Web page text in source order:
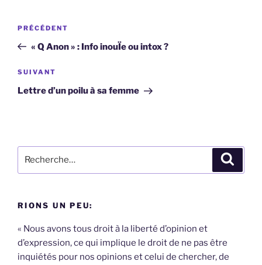
Navigation
l’article
Article
précédent
PRÉCÉDENT
« Q Anon » : Info inouÏe ou intox ?
Article
suivant
SUIVANT
Lettre d’un poilu à sa femme
pour
RIONS UN PEU:
« Nous avons tous droit à la liberté d’opinion et
d’expression, ce qui implique le droit de ne pas être
inquiétés pour nos opinions et celui de chercher, de